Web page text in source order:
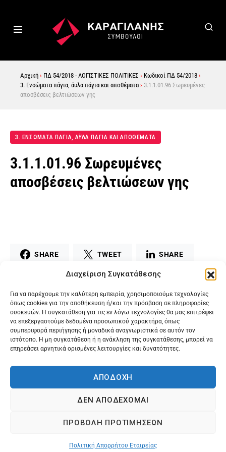
Διαχείριση Συγκατάθεσης
Για να παρέχουμε την καλύτερη εμπειρία, χρησιμοποιούμε τεχνολογίες
όπως cookies για την αποθήκευση ή/και την πρόσβαση σε πληροφορίες
συσκευών. Η συγκατάθεση για τις εν λόγω τεχνολογίες θα μας επιτρέψει
να επεξεργαστούμε δεδομένα προσωπικού χαρακτήρα, όπως
συμπεριφορά περιήγησης ή μοναδικά αναγνωριστικά σε αυτόν τον
ιστότοπο. Η μη συγκατάθεση ή η ανάκληση της συγκατάθεσης, μπορεί να
επηρεάσει αρνητικά ορισμένες λειτουργίες και δυνατότητες.
ΑΠΟΔΟΧΗ
ΔΕΝ ΑΠΟΔΕΧΟΜΑΙ
ΠΡΟΒΟΛΗ ΠΡΟΤΙΜΗΣΕΩΝ
Πολιτική Απορρήτου Εταιρείας
Αρχική › ΠΔ 54/2018 - ΛΟΓΙΣΤΙΚΕΣ ΠΟΛΙΤΙΚΕΣ › Κωδικοί ΠΔ 54/2018 ›
3. Ενσώματα πάγια, άυλα πάγια και αποθέματα › 3.1.1.01.96 Σωρευμένες
αποσβέσεις βελτιώσεων γης
3. ΕΝΣΩΜΑΤΑ ΠΑΓΙΑ, ΑΫΛΑ ΠΑΓΙΑ ΚΑΙ ΑΠΟΘΕΜΑΤΑ
3.1.1.01.96 Σωρευμένες
αποσβέσεις βελτιώσεων γης
SHARE TWEET SHARE
PRINT